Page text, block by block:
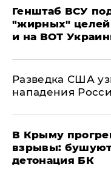
Генштаб ВСУ
"жирных" целей
и на ВОТ
Разведка США
нападения
В Крыму
взрывы:
детонация БК